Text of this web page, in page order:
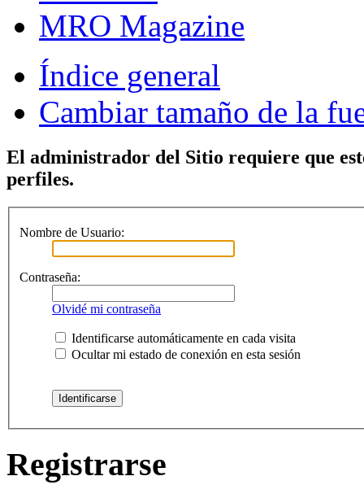
MRO Magazine
Índice general
Cambiar tamaño de la
El administrador del Sitio requiere que
perfiles.
Nombre de Usuario:
Contraseña:
Olvidé mi contraseña
Identificarse automáticamente en cada visita
Ocultar mi estado de conexión en esta sesión
Registrarse